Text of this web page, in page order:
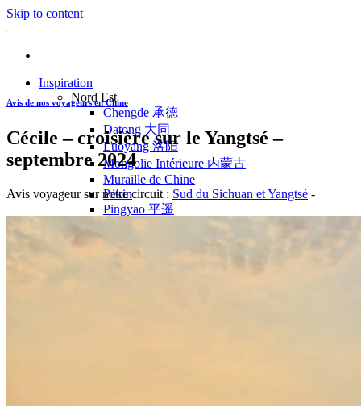
Skip to content
Inspiration
Nord Est
Chengde 承德
Datong 大同
Luoyang 洛阳
Mongolie Intérieure 内蒙古
Muraille de Chine
Pékin
Pingyao 平遥
Côte Est
Avis de nos voyageurs en Chine
Cécile – croisière sur le Yangtsé –
septembre 2024
Avis voyageur sur notre circuit : Sud du Sichuan et Yangtsé -